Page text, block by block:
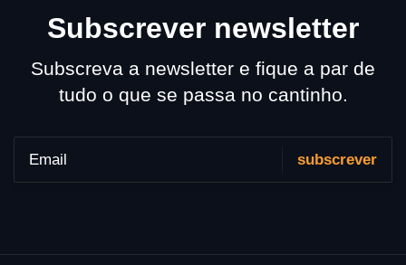
Subscrever newsletter
Subscreva a newsletter e fique a par de
tudo o que se passa no cantinho.